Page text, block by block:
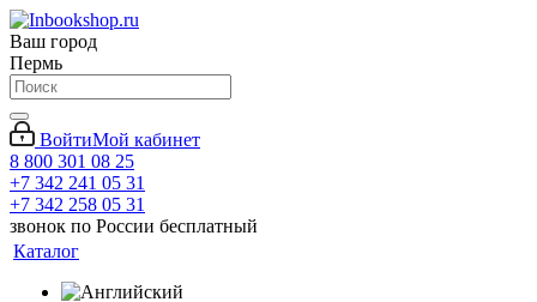
Ваш город
Пермь
ВойтиМой кабинет
8 800 301 08 25
+7 342 241 05 31
+7 342 258 05 31
звонок по России бесплатный
Каталог